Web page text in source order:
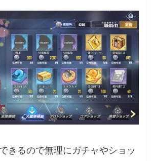
きるので無理にガチャやショッ